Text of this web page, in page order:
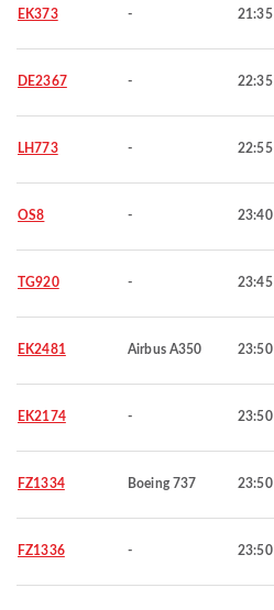
EK373 - 21:35
DE2367 - 22:35
LH773 - 22:55
OS8 - 23:40
TG920 - 23:45
EK2481 Airbus A350 23:50
EK2174 - 23:50
FZ1334 Boeing 737 23:50
FZ1336 - 23:50